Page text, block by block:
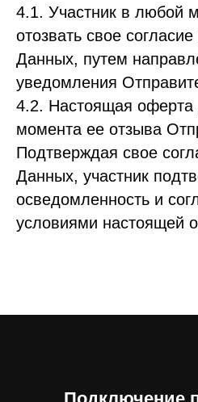
4.1. Участник в любой
отозвать свое
Данных, путем
уведомления
4.2. Настоящая оферта
момента ее отзыва
Подтверждая свое
Данных, участник
осведомленность и
условиями настоящей